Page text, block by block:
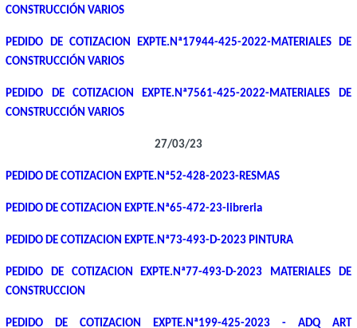
CONSTRUCCIÓN VARIOS
PEDIDO DE COTIZACION EXPTE.Nª17944-425-2022-MATERIALES DE
CONSTRUCCIÓN VARIOS
PEDIDO DE COTIZACION EXPTE.Nª7561-425-2022-MATERIALES DE
CONSTRUCCIÓN VARIOS
27/03/23
PEDIDO DE COTIZACION EXPTE.Nª52-428-2023-RESMAS
PEDIDO DE COTIZACION EXPTE.Nª65-472-23-libreria
PEDIDO DE COTIZACION EXPTE.Nª73-493-D-2023 PINTURA
PEDIDO DE COTIZACION EXPTE.Nª77-493-D-2023 MATERIALES DE
CONSTRUCCION
PEDIDO DE COTIZACION EXPTE.Nª199-425-2023 - ADQ ART